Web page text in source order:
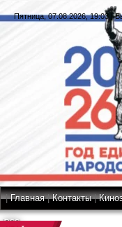
Пятница, 07.08.2026, 19:03 |
|Главная|Контакты|
|RSS